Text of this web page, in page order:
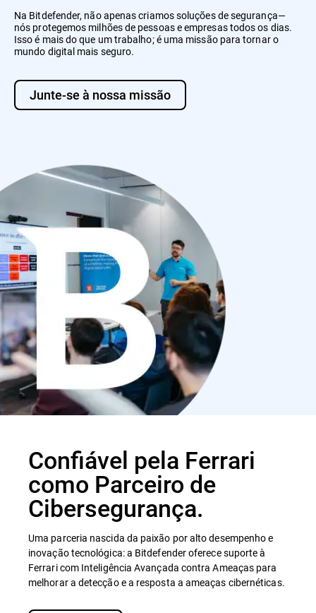
Na Bitdefender, não apenas criamos soluções de segurança—
nós protegemos milhões de pessoas e empresas todos os dias.
Isso é mais do que um trabalho; é uma missão para tornar o
mundo digital mais seguro.
Junte-se à nossa missão
Confiável pela Ferrari
como Parceiro de
Cibersegurança.
Uma parceria nascida da paixão por alto desempenho e
inovação tecnológica: a Bitdefender oferece suporte à
Ferrari com Inteligência Avançada contra Ameaças para
melhorar a detecção e a resposta a ameaças cibernéticas.